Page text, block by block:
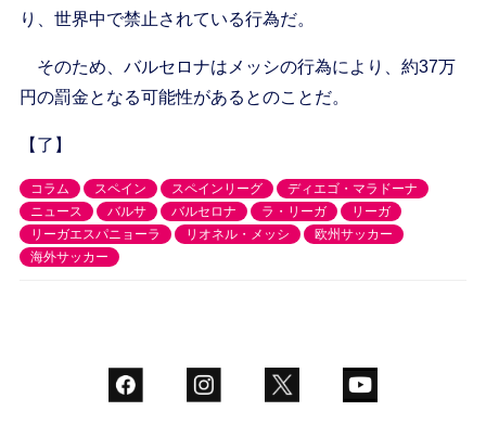
り、世界中で禁止されている行為だ。
そのため、バルセロナはメッシの行為により、約37万
円の罰金となる可能性があるとのことだ。
【了】
コラム スペイン スペインリーグ
ディエゴ・マラドーナ
ニュース
バルサ バルセロナ ラ・リーガ
リーガ
リーガエスパニョーラ
リオネル・メッシ
欧州サッカー
海外サッカー